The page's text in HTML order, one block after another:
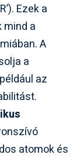
Ezek a
a
A
a
az
atomok és